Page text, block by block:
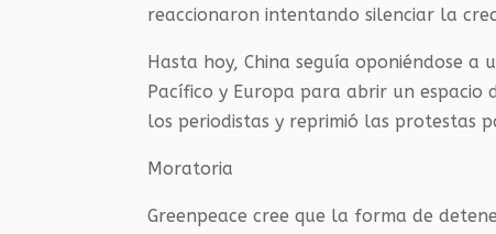
reaccionaron intentando silenciar la
Hasta hoy, China seguía oponiéndose
Pacífico y Europa para abrir un
los periodistas y reprimió las protestas
Moratoria
Greenpeace cree que la forma de